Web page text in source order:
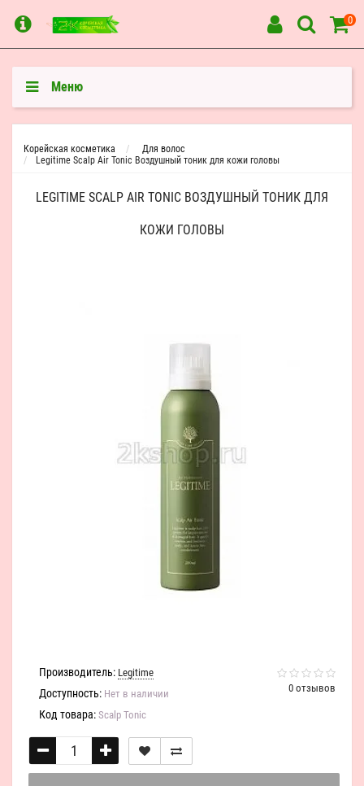
0
Меню
Корейская косметика
Для волос
Legitime Scalp Air Tonic Воздушный тоник для кожи головы
LEGITIME SCALP AIR TONIC ВОЗДУШНЫЙ ТОНИК ДЛЯ
КОЖИ ГОЛОВЫ
0 отзывов
Производитель: Legitime
Доступность: Нет в наличии
Код товара: Scalp Tonic